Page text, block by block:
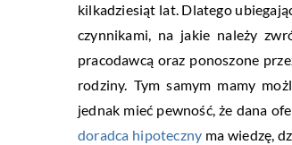
kilkadziesiąt lat. Dlatego
czynnikami, na jakie należy
pracodawcą oraz ponoszone
rodziny. Tym samym mamy
jednak mieć pewność, że dana
doradca hipoteczny ma wiedzę,